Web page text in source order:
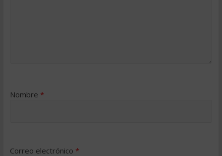
Nombre *
Correo electrónico *